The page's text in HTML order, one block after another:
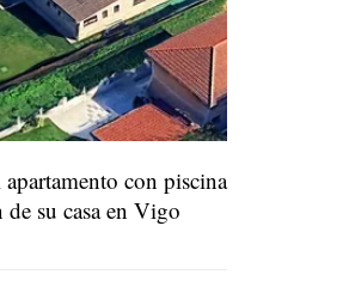
con piscina
su casa en Vigo